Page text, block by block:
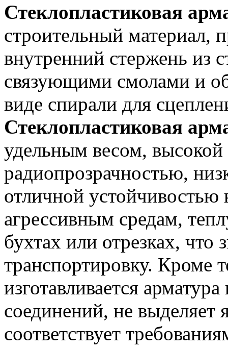
Стеклопластиковая
строительный материал,
внутренний стержень из
связующими смолами и
виде спирали для
Стеклопластиковая
удельным весом,
радиопрозрачностью,
отличной
агрессивным средам,
бухтах или отрезках, что
транспортировку. Кроме
изготавливается
соединений, не выделяет
соответствует